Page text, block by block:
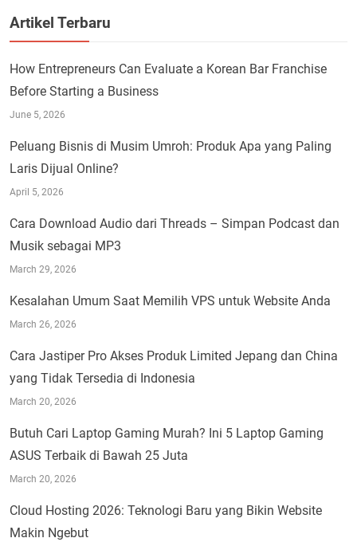
Artikel Terbaru
How Entrepreneurs Can Evaluate a Korean Bar Franchise
Before Starting a Business
June 5, 2026
Peluang Bisnis di Musim Umroh: Produk Apa yang Paling
Laris Dijual Online?
April 5, 2026
Cara Download Audio dari Threads – Simpan Podcast dan
Musik sebagai MP3
March 29, 2026
Kesalahan Umum Saat Memilih VPS untuk Website Anda
March 26, 2026
Cara Jastiper Pro Akses Produk Limited Jepang dan China
yang Tidak Tersedia di Indonesia
March 20, 2026
Butuh Cari Laptop Gaming Murah? Ini 5 Laptop Gaming
ASUS Terbaik di Bawah 25 Juta
March 20, 2026
Cloud Hosting 2026: Teknologi Baru yang Bikin Website
Makin Ngebut